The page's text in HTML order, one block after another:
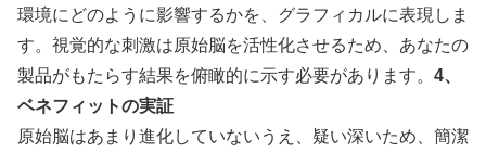
環境にどのように影響するかを、グラフィカルに表現しま
す。視覚的な刺激は原始脳を活性化させるため、あなたの
製品がもたらす結果を俯瞰的に示す必要があります。 4、
ベネフィットの実証
原始脳はあまり進化していないうえ、疑い深いため、簡潔